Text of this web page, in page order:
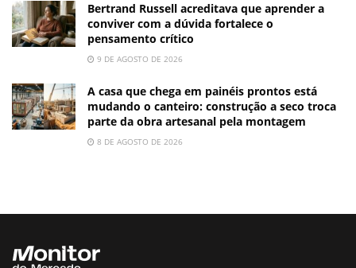
Bertrand Russell acreditava que aprender a
conviver com a dúvida fortalece o
pensamento crítico
9 DE AGOSTO DE 2026
A casa que chega em painéis prontos está
mudando o canteiro: construção a seco troca
parte da obra artesanal pela montagem
8 DE AGOSTO DE 2026